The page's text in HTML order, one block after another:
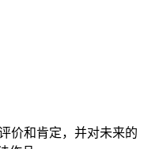
价和肯定，并对未来的